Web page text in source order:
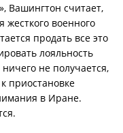
Вашингтон считает,
жесткого военного
продать все это
лояльность
не получается,
приостановке
в Иране.